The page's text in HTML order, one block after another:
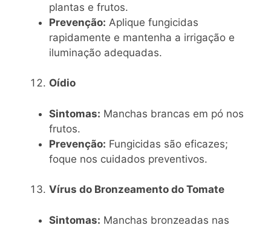
plantas e frutos.
Prevenção: Aplique fungicidas
rapidamente e mantenha a irrigação e
iluminação adequadas.
Oídio
Sintomas: Manchas brancas em pó nos
frutos.
Prevenção: Fungicidas são eficazes;
foque nos cuidados preventivos.
Vírus do Bronzeamento do Tomate
Sintomas: Manchas bronzeadas nas